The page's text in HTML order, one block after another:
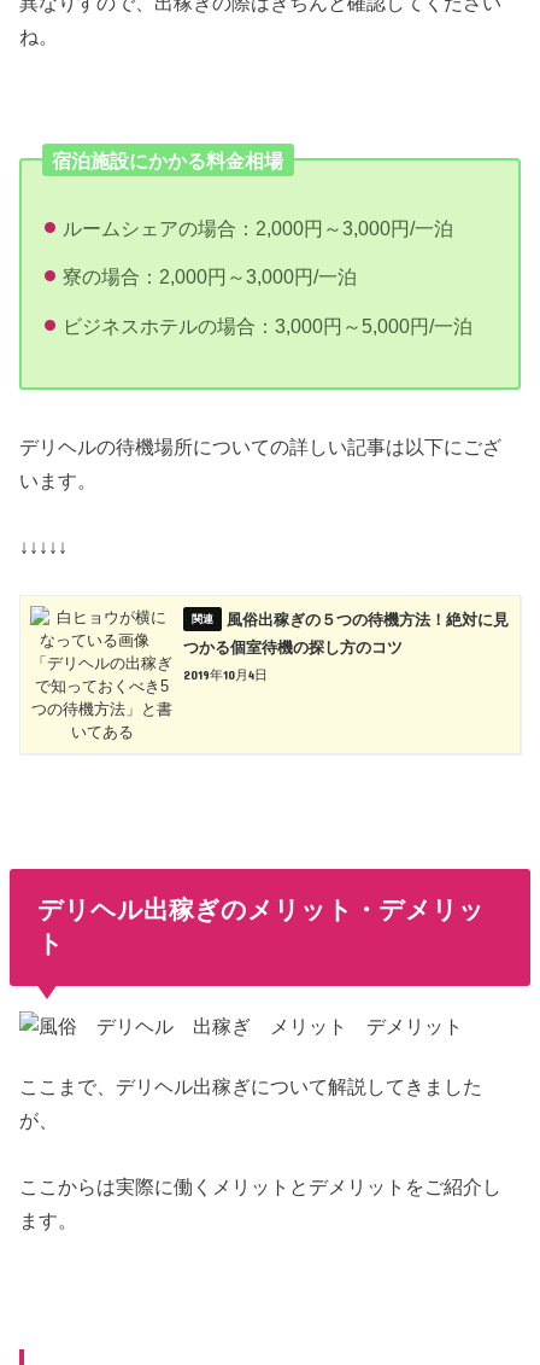
ね。
宿泊施設にかかる料金相場
ルームシェアの場合：2,000円～3,000円/一泊
寮の場合：2,000円～3,000円/一泊
ビジネスホテルの場合：3,000円～5,000円/一泊
デリヘルの待機場所についての詳しい記事は以下にござ
います。
↓↓↓↓↓
風俗出稼ぎの５つの待機方法！絶対に見
つかる個室待機の探し方のコツ
2019年10月4日
デリヘル出稼ぎのメリット・デメリッ
ト
ここまで、デリヘル出稼ぎについて解説してきました
が、
ここからは実際に働くメリットとデメリットをご紹介し
ます。